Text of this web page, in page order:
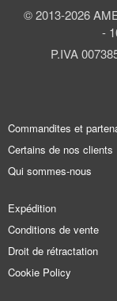
© 2013-2026
-
P.IVA
Commandites et
Certains de nos clients
Qui sommes-nous
Expédition
Conditions de vente
Droit de rétractation
Cookie Policy